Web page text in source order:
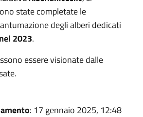
state completate le
degli alberi dedicati
2023.
essere visionate dalle
: 17 gennaio 2025, 12:48